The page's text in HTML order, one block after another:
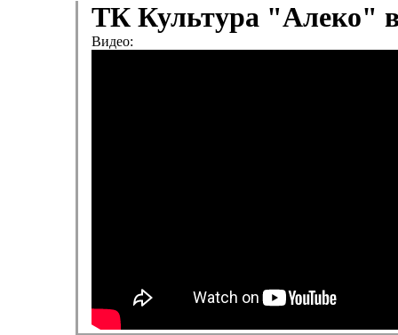
ТК Культура "Алеко"
Видео: